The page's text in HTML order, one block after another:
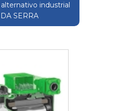
industrial
SERRA